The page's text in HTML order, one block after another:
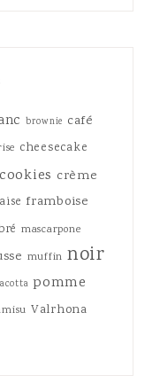
brownie café
cheesecake
cookies crème
framboise
mascarpone
muffin noir
pomme
Valrhona